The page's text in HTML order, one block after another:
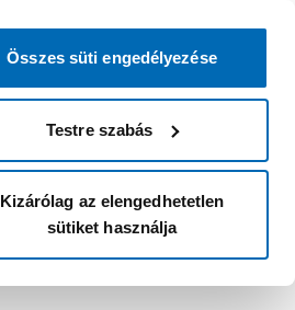
Összes süti engedélyezése
Testre szabás
Kizárólag az elengedhetetlen
sütiket használja